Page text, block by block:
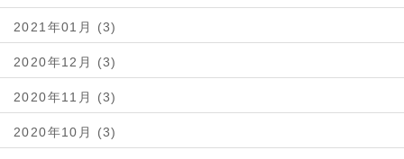
2021年01月 (3)
2020年12月 (3)
2020年11月 (3)
2020年10月 (3)